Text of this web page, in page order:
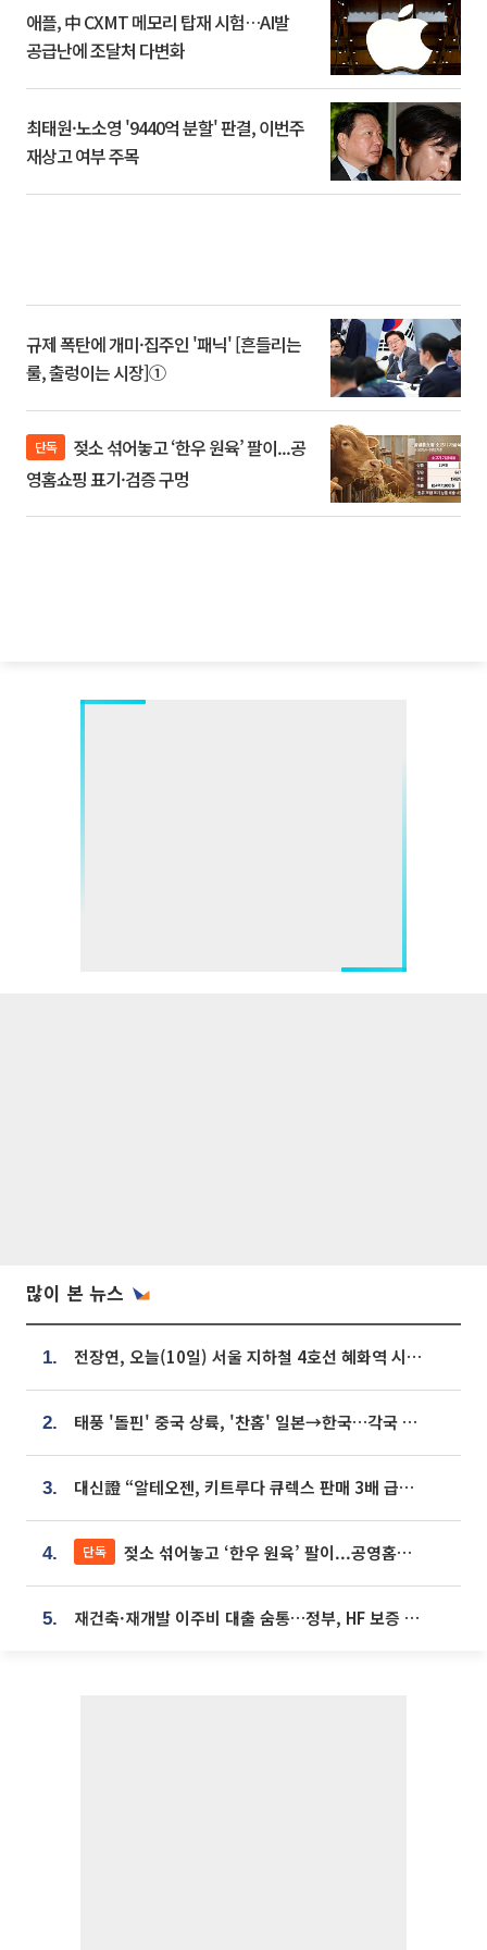
애플, 中 CXMT 메모리 탑재 시험…AI발
공급난에 조달처 다변화
최태원·노소영 '9440억 분할' 판결, 이번주
재상고 여부 주목
규제 폭탄에 개미·집주인 '패닉' [흔들리는
룰, 출렁이는 시장]①
단독
영홈쇼핑 표기·검증 구멍
많이 본 뉴스
1. 전장연, 오늘(10일) 서울 지하철 4호선 혜화역 시위…1호선 용산역 무정차
2. 태풍 '돌핀' 중국 상륙, '찬홈' 일본→한국…각국 기상청 예상 경로는?
3. 대신證 “알테오젠, 키트루다 큐렉스 판매 3배 급증…목표가 41만원 상향”
4. 단독 젖소 섞어놓고 ‘한우 원육’ 팔이...공영홈쇼핑 표기·검증 구멍
5. 재건축·재개발 이주비 대출 숨통…정부, HF 보증 신설 추진